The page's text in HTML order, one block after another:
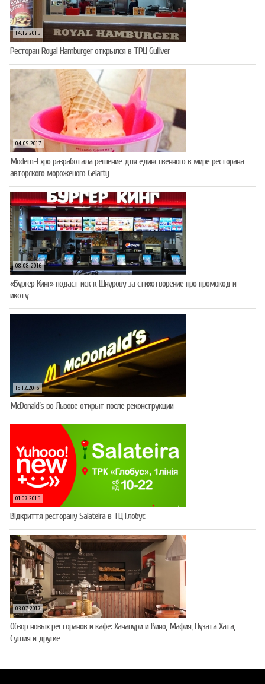
14.12.2015
Ресторан Royal Hamburger открылся в ТРЦ Gulliver
04.09.2017
Modern-Expo разработала решение для единственного в мире ресторана
авторского мороженого Gelarty
08.08.2016
«Бургер Кинг» подаст иск к Шнурову за стихотворение про промокод и
икоту
19.12.2016
McDonald’s во Львове открыт после реконструкции
01.07.2015
Відкриття ресторану Salateirа в ТЦ Глобус
03.07.2017
Обзор новых ресторанов и кафе: Хачапури и Вино, Мафия, Пузата Хата,
Сушия и другие